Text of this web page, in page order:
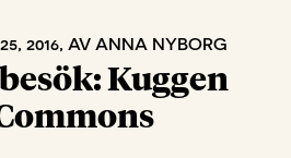
2016, AV ANNA NYBORG
Kuggen